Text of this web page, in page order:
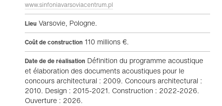
www.sinfoniavarsoviacentrum.pl
Lieu Varsovie, Pologne.
Coût de construction 110 millions €.
Date de de réalisation Définition du programme acoustique
et élaboration des documents acoustiques pour le
concours architectural : 2009. Concours architectural :
2010. Design : 2015-2021. Construction : 2022-2026.
Ouverture : 2026.